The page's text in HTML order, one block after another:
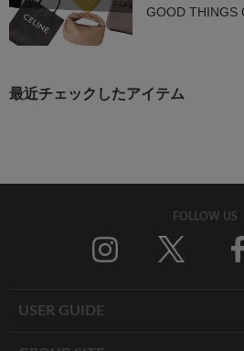
GOOD THINGS
最近チェックしたアイテム
FOLLOW US
USER GUIDE